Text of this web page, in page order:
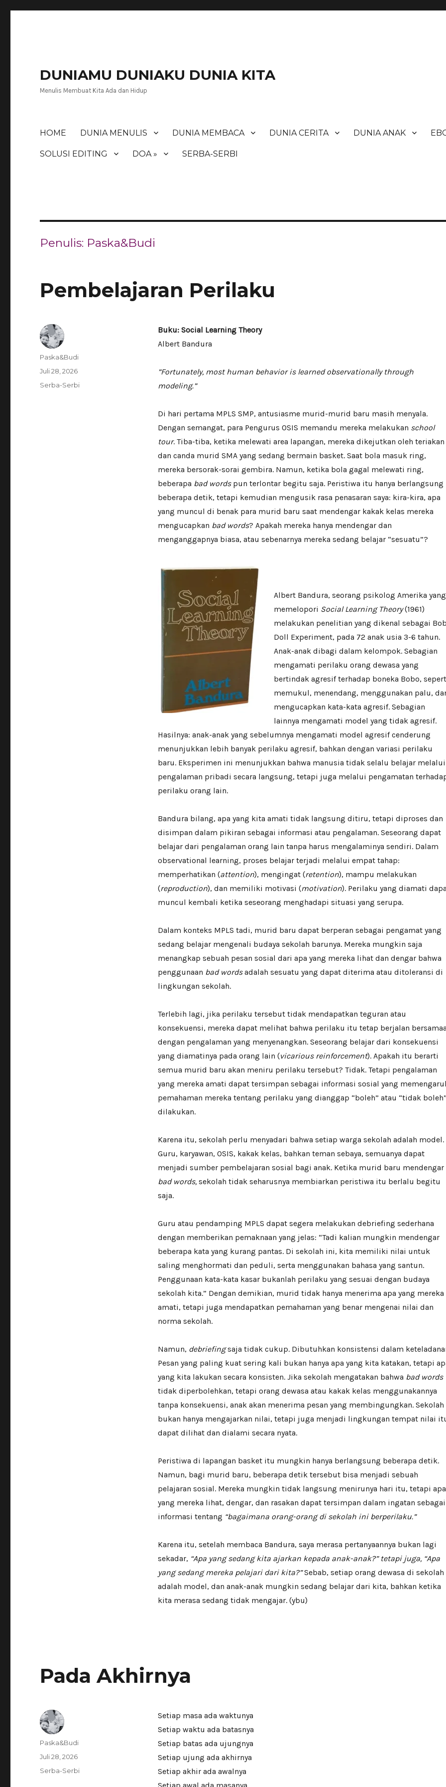
DUNIAMU DUNIAKU DUNIA KITA
Menulis Membuat Kita Ada dan Hidup
HOME DUNIA MENULIS DUNIA MEMBACA DUNIA CERITA DUNIA ANAK
SOLUSI EDITING DOA » SERBA-SERBI
Penulis: Paska&Budi
Pembelajaran Perilaku
Buku: Social Learning Theory
Albert Bandura
”Fortunately, most human behavior is learned observationally through
modeling.”
Di hari pertama MPLS SMP, antusiasme murid-murid baru masih menyala.
Dengan semangat, para Pengurus OSIS memandu mereka melakukan school
tour. Tiba-tiba, ketika melewati area lapangan, mereka dikejutkan oleh teriakan
dan canda murid SMA yang sedang bermain basket. Saat bola masuk ring,
mereka bersorak-sorai gembira. Namun, ketika bola gagal melewati ring,
beberapa bad wordspun terlontar begitu saja. Peristiwa itu hanya berlangsung
beberapa detik, tetapi kemudian mengusik rasa penasaran saya: kira-kira, apa
yang muncul di benak para murid baru saat mendengar kakak kelas mereka
mengucapkan bad words? Apakah mereka hanya mendengar dan
menganggapnya biasa, atau sebenarnya mereka sedang belajar “sesuatu”?
Albert Bandura, seorang psikolog Amerika yang
memelopori Social Learning Theory(1961)
melakukan penelitian yang dikenal sebagai
Doll Experiment, pada 72 anak usia 3-6 tahun.
Anak-anak dibagi dalam kelompok. Sebagian
mengamati perilaku orang dewasa yang
bertindak agresif terhadap boneka Bobo,
memukul, menendang, menggunakan palu,
mengucapkan kata-kata agresif. Sebagian
lainnya mengamati model yang tidak agresif.
Hasilnya: anak-anak yang sebelumnya mengamati model agresif cenderung
menunjukkan lebih banyak perilaku agresif, bahkan dengan variasi perilaku
baru. Eksperimen ini menunjukkan bahwa manusia tidak selalu belajar melalui
pengalaman pribadi secara langsung, tetapi juga melalui pengamatan
perilaku orang lain.
Bandura bilang, apa yang kita amati tidak langsung ditiru, tetapi diproses dan
disimpan dalam pikiran sebagai informasi atau pengalaman. Seseorang dapat
belajar dari pengalaman orang lain tanpa harus mengalaminya sendiri. Dalam
observational learning, proses belajar terjadi melalui empat tahap:
memperhatikan (attention), mengingat (retention), mampu melakukan
(reproduction), dan memiliki motivasi (motivation). Perilaku yang diamati
muncul kembali ketika seseorang menghadapi situasi yang serupa.
Dalam konteks MPLS tadi, murid baru dapat berperan sebagai pengamat yang
sedang belajar mengenali budaya sekolah barunya. Mereka mungkin saja
menangkap sebuah pesan sosial dari apa yang mereka lihat dan dengar bahwa
penggunaan bad wordsadalah sesuatu yang dapat diterima atau ditoleransi di
lingkungan sekolah.
Terlebih lagi, jika perilaku tersebut tidak mendapatkan teguran atau
konsekuensi, mereka dapat melihat bahwa perilaku itu tetap berjalan
dengan pengalaman yang menyenangkan. Seseorang belajar dari konsekuensi
yang diamatinya pada orang lain (vicarious reinforcement). Apakah itu berarti
semua murid baru akan meniru perilaku tersebut? Tidak. Tetapi pengalaman
yang mereka amati dapat tersimpan sebagai informasi sosial yang
pemahaman mereka tentang perilaku yang dianggap “boleh” atau “tidak
dilakukan.
Karena itu, sekolah perlu menyadari bahwa setiap warga sekolah adalah model.
Guru, karyawan, OSIS, kakak kelas, bahkan teman sebaya, semuanya dapat
menjadi sumber pembelajaran sosial bagi anak. Ketika murid baru mendengar
bad words,sekolah tidak seharusnya membiarkan peristiwa itu berlalu begitu
saja.
Guru atau pendamping MPLS dapat segera melakukan debriefing sederhana
dengan memberikan pemaknaan yang jelas: “Tadi kalian mungkin mendengar
beberapa kata yang kurang pantas. Di sekolah ini, kita memiliki nilai untuk
saling menghormati dan peduli, serta menggunakan bahasa yang santun.
Penggunaan kata-kata kasar bukanlah perilaku yang sesuai dengan budaya
sekolah kita.” Dengan demikian, murid tidak hanya menerima apa yang mereka
amati, tetapi juga mendapatkan pemahaman yang benar mengenai nilai dan
norma sekolah.
Namun, debriefingsaja tidak cukup. Dibutuhkan konsistensi dalam
Pesan yang paling kuat sering kali bukan hanya apa yang kita katakan, tetapi
yang kita lakukan secara konsisten. Jika sekolah mengatakan bahwa bad words
tidak diperbolehkan, tetapi orang dewasa atau kakak kelas menggunakannya
tanpa konsekuensi, anak akan menerima pesan yang membingungkan. Sekolah
bukan hanya mengajarkan nilai, tetapi juga menjadi lingkungan tempat nilai
dapat dilihat dan dialami secara nyata.
Peristiwa di lapangan basket itu mungkin hanya berlangsung beberapa detik.
Namun, bagi murid baru, beberapa detik tersebut bisa menjadi sebuah
pelajaran sosial. Mereka mungkin tidak langsung menirunya hari itu, tetapi apa
yang mereka lihat, dengar, dan rasakan dapat tersimpan dalam ingatan sebagai
informasi tentang “bagaimana orang-orang di sekolah ini berperilaku.”
Karena itu, setelah membaca Bandura, saya merasa pertanyaannya bukan lagi
sekadar, “Apa yang sedang kita ajarkan kepada anak-anak?” tetapi juga, “Apa
yang sedang mereka pelajari dari kita?”Sebab, setiap orang dewasa di sekolah
adalah model, dan anak-anak mungkin sedang belajar dari kita, bahkan ketika
kita merasa sedang tidak mengajar. (ybu)
Author
Paska&Budi
Posted
Juli 28, 2026
Categories
Serba-Serbi
Pada Akhirnya
Setiap masa ada waktunya
Setiap waktu ada batasnya
Setiap batas ada ujungnya
Setiap ujung ada akhirnya
Setiap akhir ada awalnya
Author
Paska&Budi
Posted
Juli 28, 2026
Categories
Serba-Serbi